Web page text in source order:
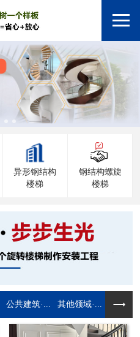
异形钢结构
楼梯
钢结构螺旋
楼梯
公共建筑·... 其他领域·...